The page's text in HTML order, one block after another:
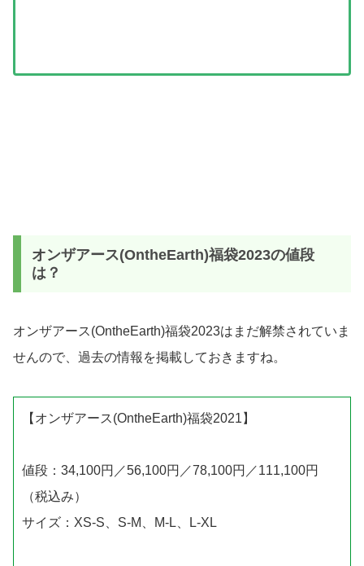
オンザアース(OntheEarth)福袋2023の値段
は？
オンザアース(OntheEarth)福袋2023はまだ解禁されていま
せんので、過去の情報を掲載しておきますね。
【オンザアース(OntheEarth)福袋2021】
値段：34,100円／56,100円／78,100円／111,100円
（税込み）
サイズ：XS-S、S-M、M-L、L-XL